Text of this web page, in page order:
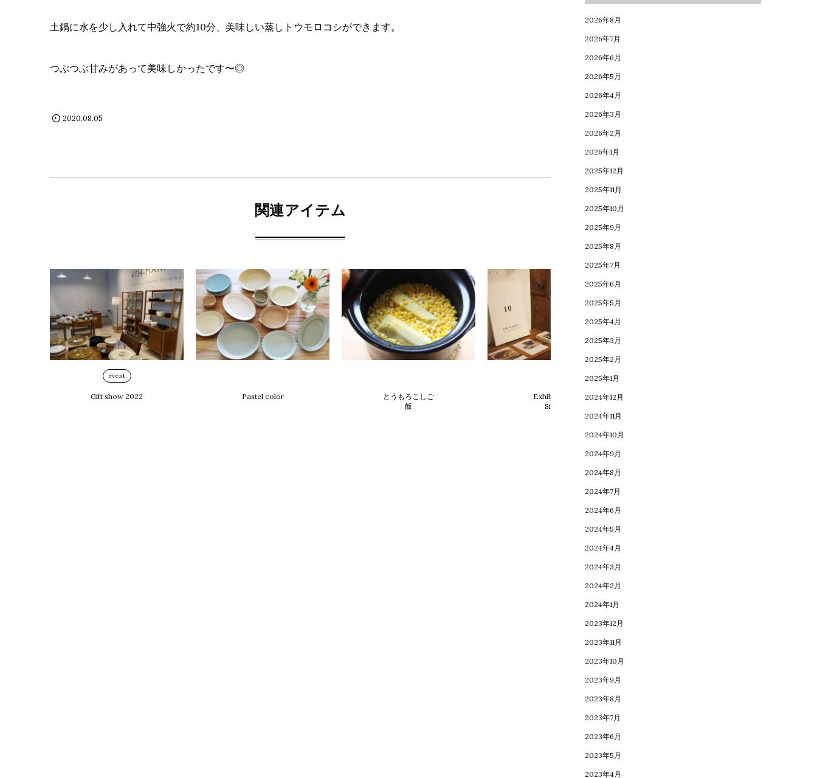
土鍋に水を少し入れて中強火で約10分、美味しい蒸しトウモロコシができます。
つぶつぶ甘みがあって美味しかったです〜◎
2020.08.05
関連アイテム
event
Gift show 2022 Pastel color
とうもろこしご
飯
Exhibition in
Sippo
2026年8月
2026年7月
2026年6月
2026年5月
2026年4月
2026年3月
2026年2月
2026年1月
2025年12月
2025年11月
2025年10月
2025年9月
2025年8月
2025年7月
2025年6月
2025年5月
2025年4月
2025年3月
2025年2月
2025年1月
2024年12月
2024年11月
2024年10月
2024年9月
2024年8月
2024年7月
2024年6月
2024年5月
2024年4月
2024年3月
2024年2月
2024年1月
2023年12月
2023年11月
2023年10月
2023年9月
2023年8月
2023年7月
2023年6月
2023年5月
2023年4月